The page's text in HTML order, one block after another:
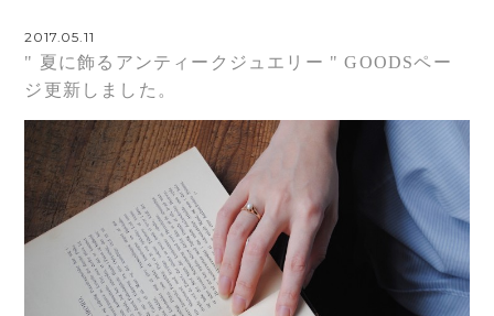
2017.05.11
" 夏に飾るアンティークジュエリー " GOODSペー
ジ更新しました。